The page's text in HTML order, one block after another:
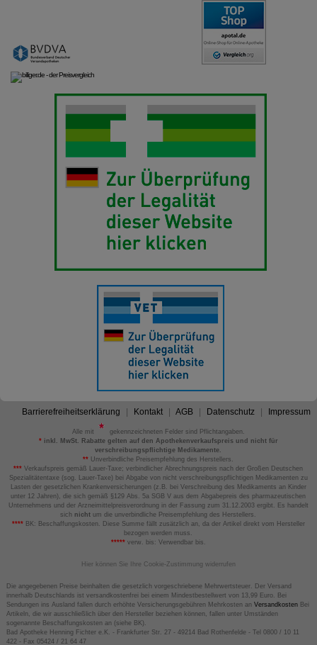
Barrierefreiheitserklärung Kontakt AGB Datenschutz Impressum
Alle mit
gekennzeichneten Felder sind Pflichtangaben.
*inkl. MwSt. Rabatte gelten auf den Apothekenverkaufspreis und nicht für
verschreibungspflichtige Medikamente.
** Unverbindliche Preisempfehlung des Herstellers.
*** Verkaufspreis gemäß Lauer-Taxe; verbindlicher Abrechnungspreis nach der Großen Deutschen
Spezialitätentaxe (sog. Lauer-Taxe) bei Abgabe von nicht verschreibungspflichtigen Medikamenten zu
Lasten der gesetzlichen Krankenversicherungen (z.B. bei Verschreibung des Medikaments an Kinder
unter 12 Jahren), die sich gemäß §129 Abs. 5a SGB V aus dem Abgabepreis des pharmazeutischen
Unternehmens und der Arzneimittelpreisverordnung in der Fassung zum 31.12.2003 ergibt. Es handelt
sich nicht um die unverbindliche Preisempfehlung des Herstellers.
****BK: Beschaffungskosten. Diese Summe fällt zusätzlich an, da der Artikel direkt vom Hersteller
bezogen werden muss.
*****verw. bis: Verwendbar bis.
Hier können Sie Ihre Cookie-Zustimmung widerrufen
Die angegebenen Preise beinhalten die gesetzlich vorgeschriebene Mehrwertsteuer. Der Versand
innerhalb Deutschlands ist versandkostenfrei bei einem Mindestbestellwert von 13,99 Euro. Bei
Sendungen ins Ausland fallen durch erhöhte Versicherungsgebühren Mehrkosten an VersandkostenBei
Artikeln, die wir ausschließlich über den Hersteller beziehen können, fallen unter Umständen
sogenannte Beschaffungskosten an (siehe BK).
Bad Apotheke Henning Fichter e.K. - Frankfurter Str. 27 - 49214 Bad Rothenfelde - Tel 0800 / 10 11
422 - Fax 05424 / 21 64 47